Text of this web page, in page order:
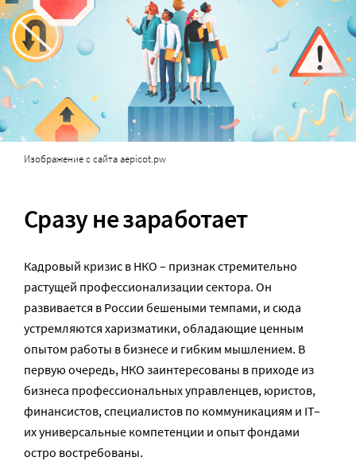
Изображение с сайта aepicot.pw
Сразу не заработает
Кадровый кризис в НКО – признак стремительно
растущей профессионализации сектора. Он
развивается в России бешеными темпами, и сюда
устремляются харизматики, обладающие ценным
опытом работы в бизнесе и гибким мышлением. В
первую очередь, НКО заинтересованы в приходе из
бизнеса профессиональных управленцев, юристов,
финансистов, специалистов по коммуникациям и IT–
их универсальные компетенции и опыт фондами
остро востребованы.